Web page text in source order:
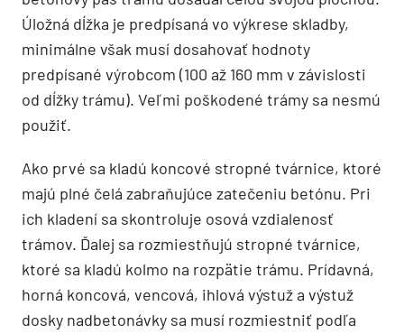
Úložná dĺžka je predpísaná vo výkrese skladby,
minimálne však musí dosahovať hodnoty
predpísané výrobcom (100 až 160 mm v závislosti
od dĺžky trámu). Veľmi poškodené trámy sa nesmú
použiť.
Ako prvé sa kladú koncové stropné tvárnice, ktoré
majú plné čelá zabraňujúce zatečeniu betónu. Pri
ich kladení sa skontroluje osová vzdialenosť
trámov. Ďalej sa rozmiestňujú stropné tvárnice,
ktoré sa kladú kolmo na rozpätie trámu. Prídavná,
horná koncová, vencová, ihlová výstuž a výstuž
dosky nadbetonávky sa musí rozmiestniť podľa